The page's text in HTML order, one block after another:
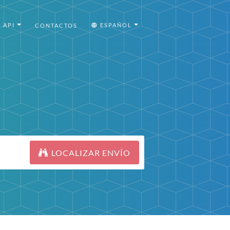
API CONTACTOS ESPAÑOL
LOCALIZAR ENVÍO